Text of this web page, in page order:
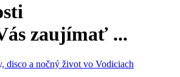
zaujímať ...
disco a nočný život vo Vodiciach